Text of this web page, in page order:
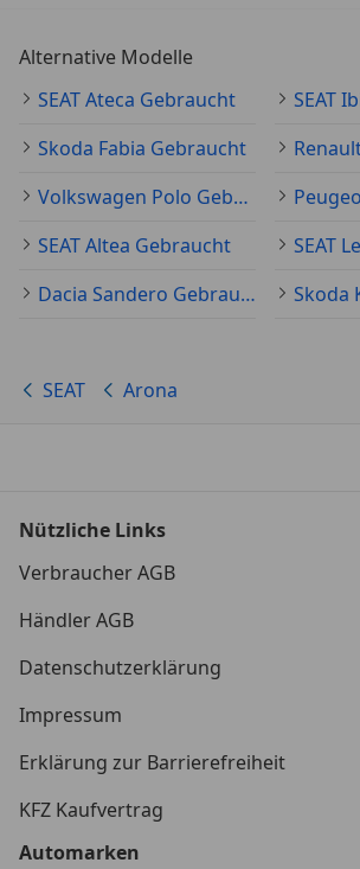
Alternative Modelle
SEAT Ateca Gebraucht
SEAT
Skoda Fabia Gebraucht
Volkswagen Polo Gebraucht
SEAT Altea Gebraucht
SEAT
Dacia Sandero Gebraucht
Skoda
SEAT Arona
Nützliche Links
Verbraucher AGB
Händler AGB
Datenschutzerklärung
Impressum
Erklärung zur Barrierefreiheit
KFZ Kaufvertrag
Automarken